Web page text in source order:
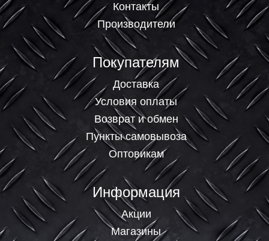
Контакты
Производители
Покупателям
Доставка
Условия оплаты
Возврат и обмен
Пункты самовывоза
Оптовикам
Информация
Акции
Магазины